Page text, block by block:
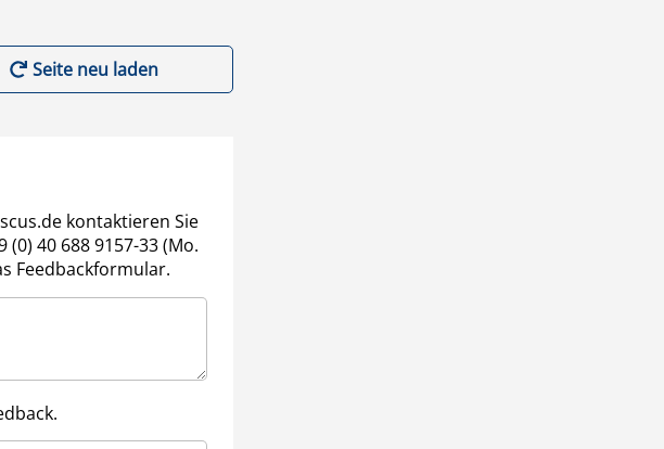
Seite neu laden
kontaktieren Sie
40 688 9157-33 (Mo.
Feedbackformular.